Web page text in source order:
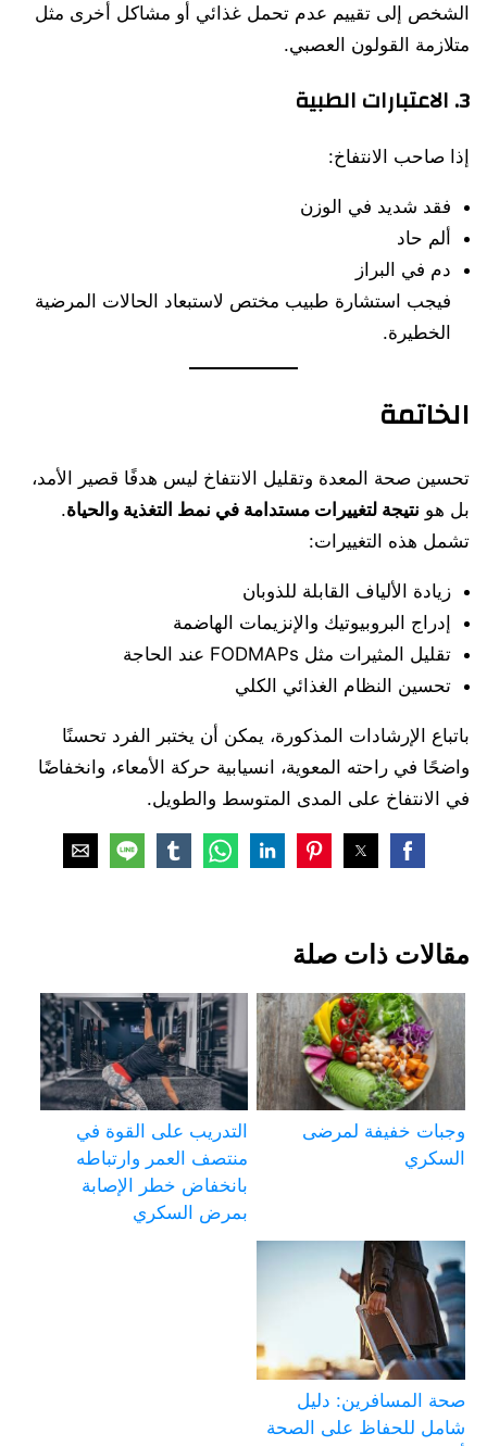
الشخص إلى تقييم عدم تحمل غذائي أو مشاكل أخرى مثل
متلازمة القولون العصبي.
3. الاعتبارات الطبية
إذا صاحب الانتفاخ:
فقد شديد في الوزن
ألم حاد
دم في البراز
فيجب استشارة طبيب مختص لاستبعاد الحالات المرضية
الخطيرة.
الخاتمة
تحسين صحة المعدة وتقليل الانتفاخ ليس هدفًا قصير الأمد،
بل هو نتيجة لتغييرات مستدامة في نمط التغذية والحياة.
تشمل هذه التغييرات:
زيادة الألياف القابلة للذوبان
إدراج البروبيوتيك والإنزيمات الهاضمة
تقليل المثيرات مثل FODMAPs عند الحاجة
تحسين النظام الغذائي الكلي
باتباع الإرشادات المذكورة، يمكن أن يختبر الفرد تحسنًا
واضحًا في راحته المعوية، انسيابية حركة الأمعاء، وانخفاضًا
في الانتفاخ على المدى المتوسط والطويل.
مقالات ذات صلة
وجبات خفيفة لمرضى
السكري
التدريب على القوة في
منتصف العمر وارتباطه
بانخفاض خطر الإصابة
بمرض السكري
صحة المسافرين: دليل
شامل للحفاظ على الصحة